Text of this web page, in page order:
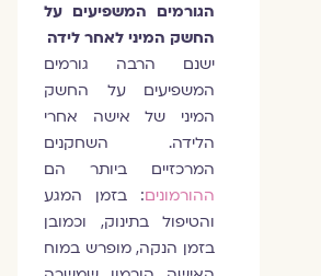
הגורמים המשפיעים על
החשק המיני לאחר לידה
ישנם הרבה גורמים
המשפיעים על החשק
המיני של אישה אחרי
הלידה. השחקנים
המרכזיים ביותר הם
ההורמונים: בזמן המגע
והטיפול בתינוק, וכמובן
בזמן הנקה, מופרש במוח